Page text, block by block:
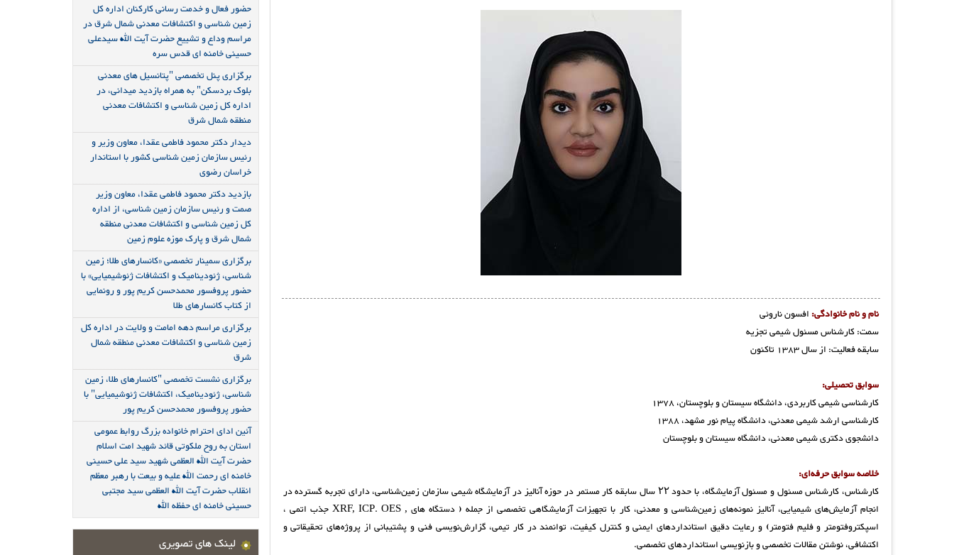
نام و نام خانوادگی: افسون ناروئی
سمت: کارشناس مسئول شیمی تجزیه
سابقه فعالیت: از سال 1383 تاکنون
سوابق تحصیلی:
کارشناسی شیمی کاربردی، دانشگاه سیستان و بلوچستان، 1378
کارشناسی ارشد شیمی معدنی، دانشگاه پیام نور مشهد، 1388
دانشجوی دکتری شیمی معدنی، دانشگاه سیستان و بلوچستان
خلاصه سوابق حرفه‌ای:
کارشناس، کارشناس مسئول و مسئول آزمایشگاه، با حدود ۲۲ سال سابقه کار مستمر در حوزه آنالیز در آزمایشگاه شیمی سازمان زمین‌شناسی، دارای تجربه گسترده در
انجام آزمایش‌های شیمیایی، آنالیز نمونه‌های زمین‌شناسی و معدنی، کار با تجهیزات آزمایشگاهی تخصصی از جمله ( دستگاه های , XRF, ICP. OES جذب اتمی ،
اسپکتروفتومتر و فلیم فتومتر) و رعایت دقیق استانداردهای ایمنی و کنترل کیفیت، توانمند در کار تیمی، گزارش‌نویسی فنی و پشتیبانی از پروژه‌های تحقیقاتی و
اکتشافی، نوشتن مقالات تخصصی و بازنویسی استانداردهای تخصصی.
حضور فعال و خدمت رسانی کارکنان اداره کل
زمین شناسی و اکتشافات معدنی شمال شرق در
مراسم وداع و تشییع حضرت آیت الله سیدعلی
حسینی خامنه ای قدس سره
برگزاری پنل تخصصی "پتانسیل های معدنی
بلوک بردسکن" به همراه بازدید میدانی، در
اداره کل زمین شناسی و اکتشافات معدنی
منطقه شمال شرق
دیدار دکتر محمود فاطمی عقدا، معاون وزیر و
رئیس سازمان زمین شناسی کشور با استاندار
خراسان رضوی
بازدید دکتر محمود فاطمی عقدا، معاون وزیر
صمت و رئیس سازمان زمین شناسی، از اداره
کل زمین شناسی و اکتشافات معدنی منطقه
شمال شرق و پارک موزه علوم زمین
برگزاری سمینار تخصصی «کانسارهای طلا؛ زمین
شناسی، ژئودینامیک و اکتشافات ژئوشیمیایی» با
حضور پروفسور محمدحسن کریم پور و رونمایی
از کتاب کانسارهای طلا
برگزاری مراسم دهه امامت و ولایت در اداره کل
زمین شناسی و اکتشافات معدنی منطقه شمال
شرق
برگزاری نشست تخصصی "کانسارهای طلا، زمین
شناسی، ژئودینامیک، اکتشافات ژئوشیمیایی" با
حضور پروفسور محمدحسن کریم پور
آئین ادای احترام خانواده بزرگ روابط عمومی
استان به روح ملکوتی قائد شهید امت اسلام
حضرت آیت الله العظمی شهید سید علی حسینی
خامنه ای رحمت الله علیه و بیعت با رهبر معظم
انقلاب حضرت آیت الله العظمی سید مجتبی
حسینی خامنه ای حفظه الله
لینک های تصویری